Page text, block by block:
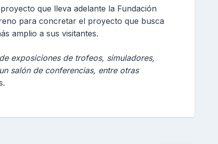
que lleva adelante la Fundación
para concretar el proyecto que busca
amplio a sus visitantes.
exposiciones de trofeos, simuladores,
salón de conferencias, entre otras